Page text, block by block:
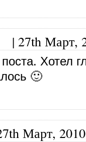
| 27th Март,
Хотел
🙂
Март, 2010